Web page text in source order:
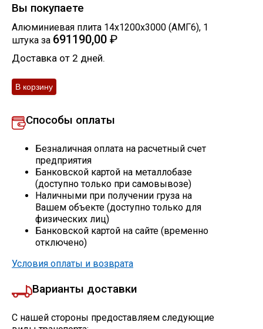
Электроды
Проволока
Остальное
Нержавейка
Алюминиевый прокат
Вы покупаете
Алюминиевая плита 14х1200х3000 (АМГ6), 1
штука за 691190,00 ₽
Доставка от 2 дней.
Способы оплаты
Безналичная оплата на расчетный счет
предприятия
Банковской картой на металлобазе
(доступно только при самовывозе)
Наличными при получении груза на
Вашем объекте (доступно только для
физических лиц)
Банковской картой на сайте (временно
отключено)
Условия оплаты и возврата
Варианты доставки
С нашей стороны предоставляем следующие